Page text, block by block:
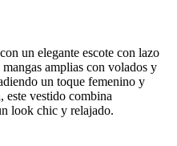
un elegante escote con lazo
mangas amplias con volados y
un toque femenino y
este vestido combina
look chic y relajado.